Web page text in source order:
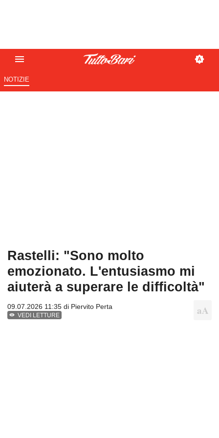
NOTIZIE
Rastelli: "Sono molto
emozionato. L'entusiasmo mi
aiuterà a superare le difficoltà"
09.07.2026 11:35 di Piervito Perta
VEDI LETTURE